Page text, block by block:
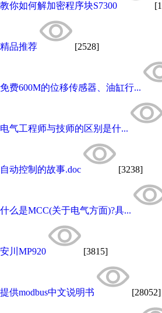
教你如何解加密程序块S7300
精品推荐 [2528]
免费600M的位移传感器、油缸行...
电气工程师与技师的区别是什...
自动控制的故事.doc [3238]
什么是MCC(关于电气方面)?具...
安川MP920 [3815]
提供modbus中文说明书 [28052]